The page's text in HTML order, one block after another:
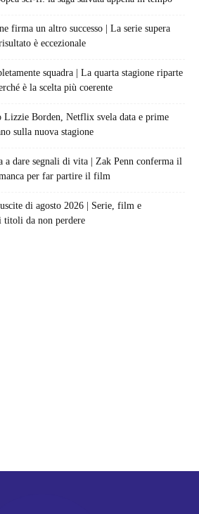
firma un altro successo | La serie supera
è eccezionale
squadra | La quarta stagione riparte
è la scelta più coerente
Lizzie Borden, Netflix svela data e prime
sulla nuova stagione
a dare segnali di vita | Zak Penn conferma il
per far partire il film
di agosto 2026 | Serie, film e
da non perdere